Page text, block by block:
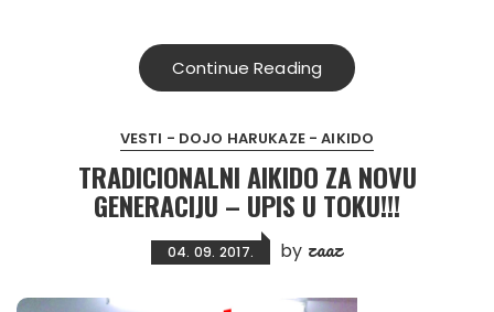
Continue Reading
VESTI - DOJO HARUKAZE - AIKIDO
TRADICIONALNI AIKIDO ZA NOVU
GENERACIJU – UPIS U TOKU!!!
04. 09. 2017. by zaaz